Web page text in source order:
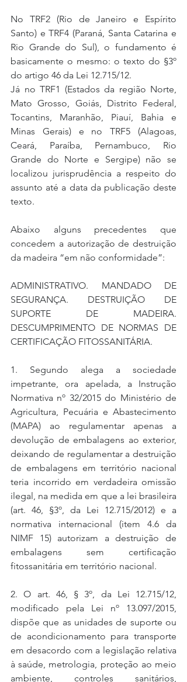
No TRF2 (Rio de Janeiro e Espírito
Santo) e TRF4 (Paraná, Santa Catarina e
Rio Grande do Sul), o fundamento é
basicamente o mesmo: o texto do §3º
do artigo 46 da Lei 12.715/12.
Já no TRF1 (Estados da região Norte,
Mato Grosso, Goiás, Distrito Federal,
Tocantins, Maranhão, Piauí, Bahia e
Minas Gerais) e no TRF5 (Alagoas,
Ceará, Paraíba, Pernambuco, Rio
Grande do Norte e Sergipe) não se
localizou jurisprudência a respeito do
assunto até a data da publicação deste
texto.
Abaixo alguns precedentes que
concedem a autorização de destruição
da madeira “em não conformidade”:
ADMINISTRATIVO. MANDADO DE
SEGURANÇA. DESTRUIÇÃO DE
SUPORTE DE MADEIRA.
DESCUMPRIMENTO DE NORMAS DE
CERTIFICAÇÃO FITOSSANITÁRIA.
1. Segundo alega a sociedade
impetrante, ora apelada, a Instrução
Normativa nº 32/2015 do Ministério de
Agricultura, Pecuária e Abastecimento
(MAPA) ao regulamentar apenas a
devolução de embalagens ao exterior,
deixando de regulamentar a destruição
de embalagens em território nacional
teria incorrido em verdadeira omissão
ilegal, na medida em que a lei brasileira
(art. 46, §3º, da Lei 12.715/2012) e a
normativa internacional (item 4.6 da
NIMF 15) autorizam a destruição de
embalagens sem certificação
fitossanitária em território nacional.
2. O art. 46, § 3º, da Lei 12.715/12,
modificado pela Lei nº 13.097/2015,
dispõe que as unidades de suporte ou
de acondicionamento para transporte
em desacordo com a legislação relativa
à saúde, metrologia, proteção ao meio
ambiente, controles sanitários,